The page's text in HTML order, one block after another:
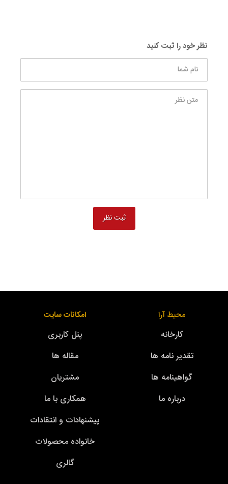
نظر خود را ثبت کنید
محیط آرا
کارخانه
تقدیر نامه ها
گواهینامه ها
درباره ما
امکانات سایت
پنل کاربری
مقاله ها
مشتریان
همکاری با ما
پیشنهادات و انتقادات
خانواده محصولات
گالری